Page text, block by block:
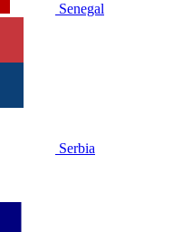
Senegal
Serbia